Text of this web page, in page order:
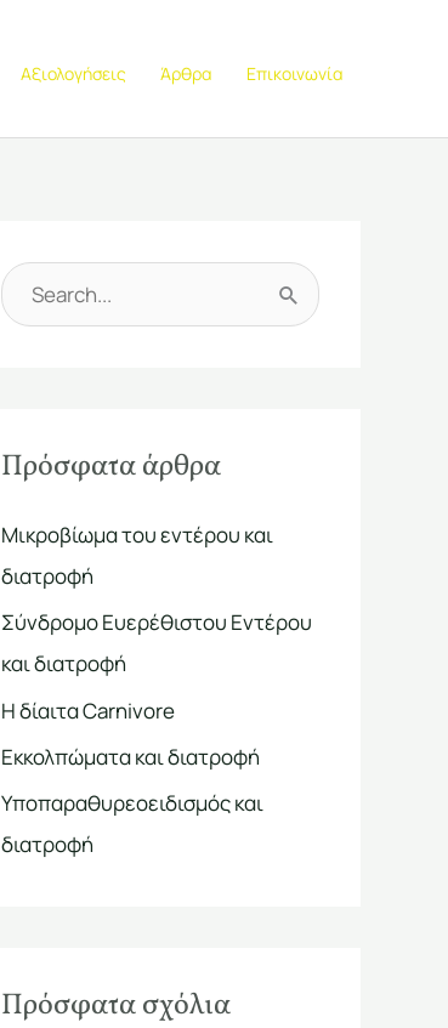
Αξιολογήσεις Άρθρα Επικοινωνία
Α
ή
η
σ
η
γ
ι
α
:
Πρόσφατα άρθρα
Μικροβίωμα του εντέρου και
διατροφή
Σύνδρομο Ευερέθιστου Εντέρου
και διατροφή
Η δίαιτα Carnivore
Εκκολπώματα και διατροφή
Υποπαραθυρεοειδισμός και
διατροφή
Πρόσφατα σχόλια